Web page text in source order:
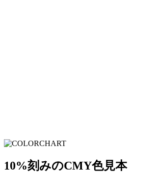
10%刻みのCMY色見本